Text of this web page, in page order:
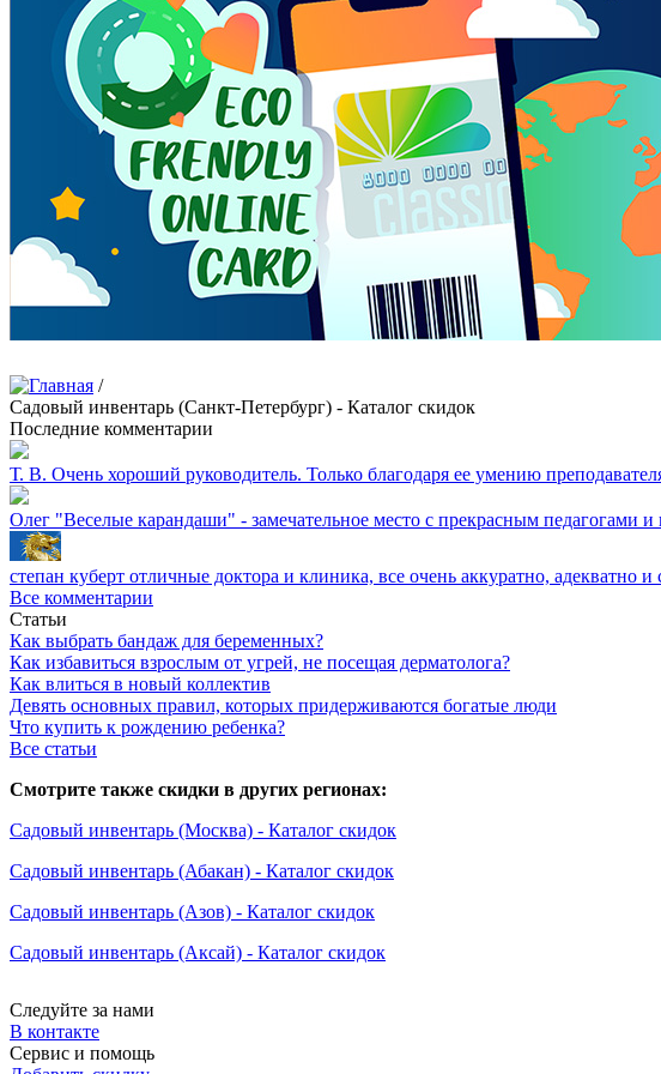
/
Садовый инвентарь (Санкт-Петербург) - Каталог скидок
Последние комментарии
Т. В. Очень хороший руководитель. Только благодаря ее умению
Олег "Веселые карандаши" - замечательное место с прекрасным педагогами
степан куберт отличные доктора и клиника, все очень аккуратно,
Все комментарии
Статьи
Как выбрать бандаж для беременных?
Как избавиться взрослым от угрей, не посещая дерматолога?
Как влиться в новый коллектив
Девять основных правил, которых придерживаются богатые люди
Что купить к рождению ребенка?
Все статьи
Смотрите также скидки в других регионах:
Садовый инвентарь (Москва) - Каталог скидок
Садовый инвентарь (Абакан) - Каталог скидок
Садовый инвентарь (Азов) - Каталог скидок
Садовый инвентарь (Аксай) - Каталог скидок
Следуйте за нами
В контакте
Сервис и помощь